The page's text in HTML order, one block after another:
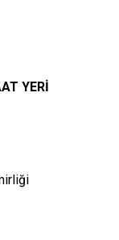
YERİ
YERİ